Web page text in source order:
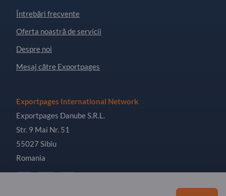
Întrebări frecvente
Oferta noastră de servicii
Despre noi
Mesaj către Exportpages
Exportpages International Network
Exportpages Danube S.R.L.
Str. 9 Mai Nr. 51
55027 Sibiu
Romania